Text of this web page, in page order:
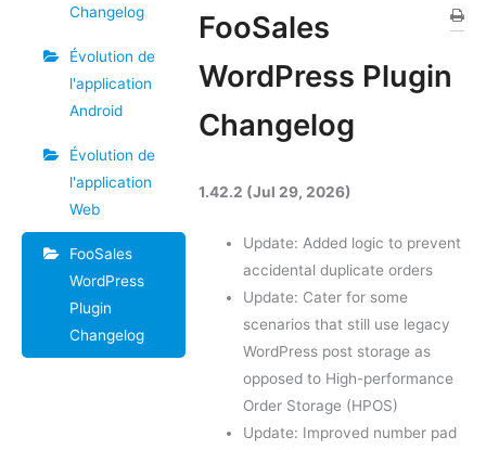
Changelog
Évolution de
l'application
Android
Évolution de
l'application
Web
FooSales
WordPress
Plugin
Changelog
FooSales
WordPress Plugin
Changelog
1.42.2 (Jul 29, 2026)
Update: Added logic to prevent
accidental duplicate orders
Update: Cater for some
scenarios that still use legacy
WordPress post storage as
opposed to High-performance
Order Storage (HPOS)
Update: Improved number pad
Étiquettes
navigation